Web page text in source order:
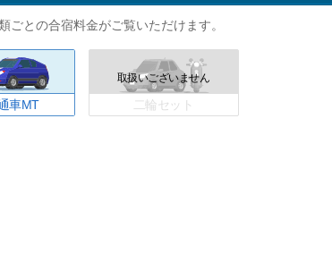
ごとの合宿料金がご覧いただけます。
車MT 二輪セット